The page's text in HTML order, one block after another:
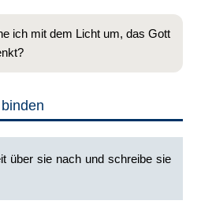
ich mit dem Licht um, das Gott
über sie nach und schreibe sie